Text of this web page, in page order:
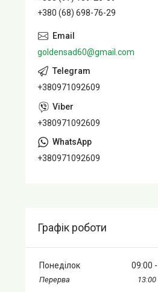
+380 (68) 698-76-29
goldensad60@gmail.com
+380971092609
+380971092609
+380971092609
Графік роботи
Понеділок 09:00
13:00